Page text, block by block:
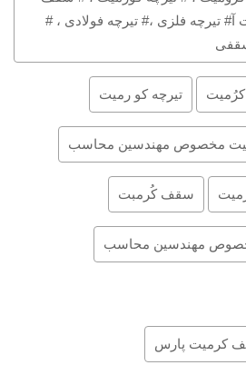
تیرچه فلزی ،# تیرچه فولادی ، #
کرُمیت تیرچه کو رمیت
مخصوص مهندسین محاسب
سقف کُرمبت
مهندسین محاسب
کرمیت پارس